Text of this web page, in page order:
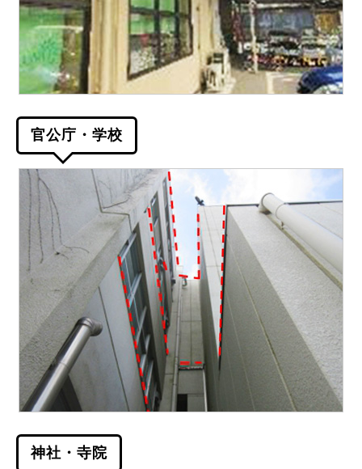
官公庁・学校
神社・寺院